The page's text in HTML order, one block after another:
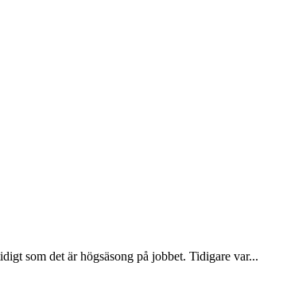
som det är högsäsong på jobbet. Tidigare var...